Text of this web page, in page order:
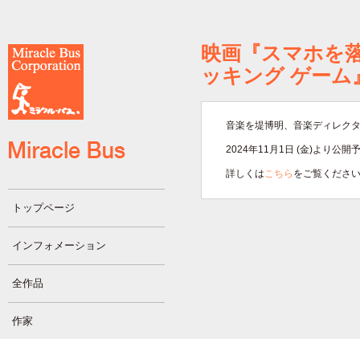
トップページ
インフォメーション
全作品
作家
映画『スマホを
ッキング ゲーム
音楽を堤博明、音楽ディレク
2024年11月1日 (金)より公開
詳しくはこちら をご覧くださ